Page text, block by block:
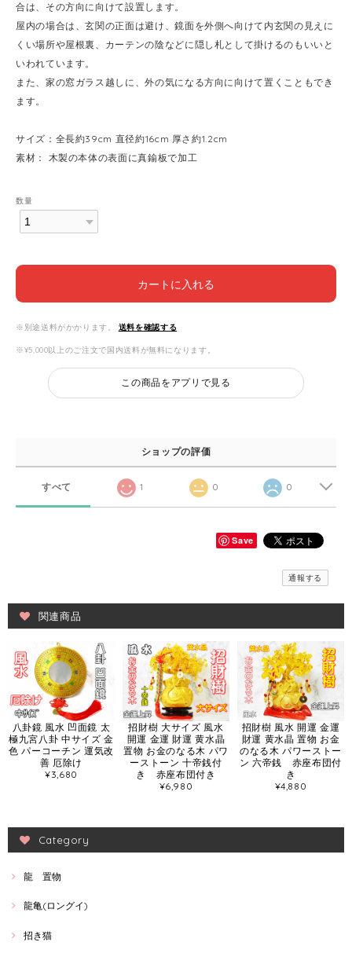
合は、その方向に向けて設置します。
屋内の場合は、玄関の正面は避け、鏡面を外側へ向けて内玄関の見えに
くい場所や屋根裏、カーテンの陰などに隠し札として掛けるのもいいと
いわれています。
また、家の窓ガラス越しに、外の気になる方向に向けて置くこともでき
ます。
サイズ：全長約39cm 直径約16cm 厚さ約1.2cm
素材： 木製の本体の表面に真鍮板で加工
数量
カートに入れる
※別途送料がかかります。 送料を確認する
※¥5,000以上のご注文で国内送料が無料になります。
この商品をアプリで見る
ショップの評価
すべて 1 0 0
Save
通報する
関連商品
八卦鏡 風水 凹面鏡 太
極九宮八卦 中サイズ 金
色 パーコーチン 運気改
善 厄除け
¥3,680
招財樹 大サイズ 風水
開運 金運 財運 黄水晶
置物 お金のなる木 パワ
ーストーン 十帝銭付
き 赤座布団付き
¥6,980
招財樹 風水 開運 金運
財運 黄水晶 置物 お金
のなる木 パワーストー
ン 六帝銭 赤座布団付
き
¥4,880
Category
龍 置物
龍亀(ロングイ)
招き猫